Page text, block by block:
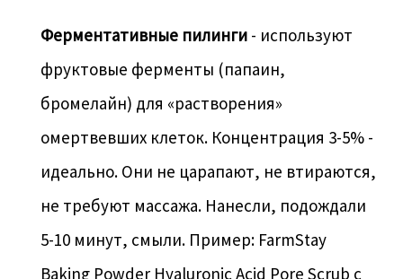
Ферментативные пилинги - используют
фруктовые ферменты (папаин,
бромелайн) для «растворения»
омертвевших клеток. Концентрация 3-5% -
идеально. Они не царапают, не втираются,
не требуют массажа. Нанесли, подождали
5-10 минут, смыли. Пример: FarmStay
Baking Powder Hyaluronic Acid Pore Scrub с